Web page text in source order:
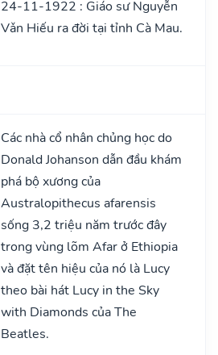
24-11-1922 : Giáo sư Nguyễn
Vǎn Hiếu ra đời tại tỉnh Cà Mau.
Các nhà cổ nhân chủng học do
Donald Johanson dẫn đầu khám
phá bộ xương của
Australopithecus afarensis
sống 3,2 triệu năm trước đây
trong vùng lõm Afar ở Ethiopia
và đặt tên hiệu của nó là Lucy
theo bài hát Lucy in the Sky
with Diamonds của The
Beatles.